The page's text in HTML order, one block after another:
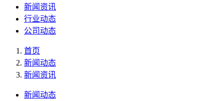
新闻资讯
行业动态
公司动态
首页
新闻动态
新闻资讯
新闻动态